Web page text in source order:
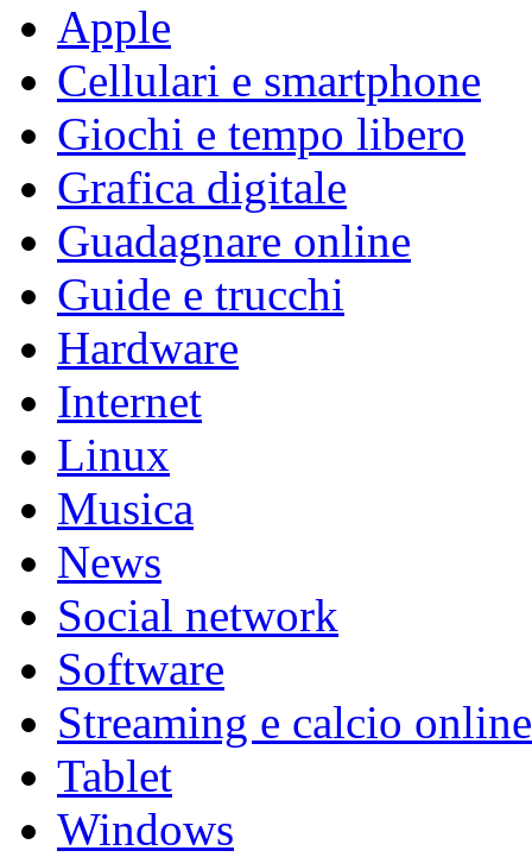
Apple
Cellulari e smartphone
Giochi e tempo libero
Grafica digitale
Guadagnare online
Guide e trucchi
Hardware
Internet
Linux
Musica
News
Social network
Software
Streaming e calcio online
Tablet
Windows